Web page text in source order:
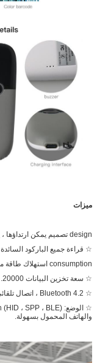
ميزات
design تصميم يمكن ارتداؤها ، يستخدم على نطاق واسع في المستودعات ، صريح.
☆ قراءة جميع الباركود السائدة 1D 2D في السوق بسهولة. (3 ميل)
consumption استهلاك طاقة منخفض للغاية ، وقت عمل مستمر 12 ساعة.
☆ سعة تخزين البيانات 20000.
☆ Bluetooth 4.2 ، اتصال تلقائي ذكي عندما يكون خارج النطاق ، وليس الإعداد اليدوي.
والهاتف المحمول بسهولة.